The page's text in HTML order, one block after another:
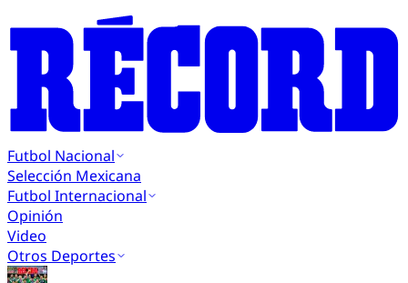
Futbol Nacional
Selección Mexicana
Futbol Internacional
Opinión
Video
Otros Deportes